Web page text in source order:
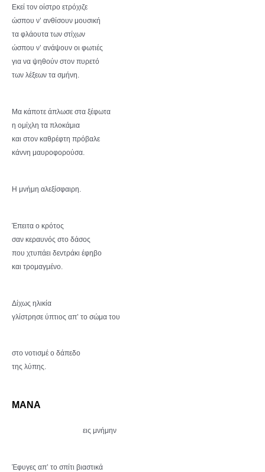
Εκεί τον οίστρο ετρόχιζε
ώσπου ν’ ανθίσουν μουσική
τα φλάουτα των στίχων
ώσπου ν’ ανάψουν οι φωτιές
για να ψηθούν στον πυρετό
των λέξεων τα σμήνη.
Μα κάποτε άπλωσε στα ξέφωτα
η ομίχλη τα πλοκάμια
και στον καθρέφτη πρόβαλε
κάννη μαυροφορούσα.
Η μνήμη αλεξίσφαιρη.
Έπειτα ο κρότος
σαν κεραυνός στο δάσος
που χτυπάει δεντράκι έφηβο
και τρομαγμένο.
Δίχως ηλικία
γλίστρησε ύπτιος απ’ το σώμα του
στο νοτισμέ ο δάπεδο
της λύπης.
ΜΑΝΑ
εις μνήμην
Έφυγες απ’ το σπίτι βιαστικά